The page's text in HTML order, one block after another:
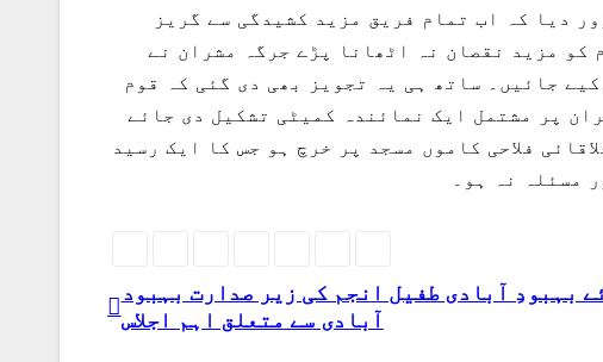
دیا کہ اب تمام فریق مزید کشیدگی سے گریز
کو مزید نقصان نہ اٹھانا پڑے جرگہ مشران نے
جائیں۔ ساتھ ہی یہ تجویز بھی دی گئی کہ قوم
کو اس کا جائز حق دلانے کے لیے مقامی 3 علمائے کرام 3 نوجوانوں اور معتبر 3 مشران پر مشتمل ایک نمائندہ کمیٹی تشکیل دی جائے
فلاحی کاموں مسجد پر خرچ ہو جس کا ایک رسید
مسئلہ نہ ہو۔
بہبودِ آبادی طفیل انجم کی زیر صدارت بہبود
آبادی سے متعلق اہم اجلاس